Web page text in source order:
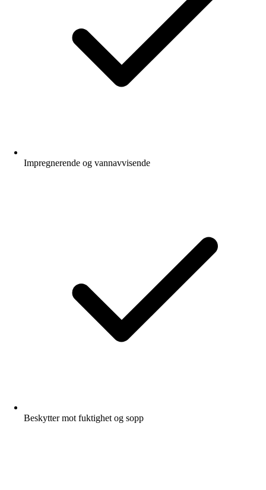
Impregnerende og vannavvisende
Beskytter mot fuktighet og sopp